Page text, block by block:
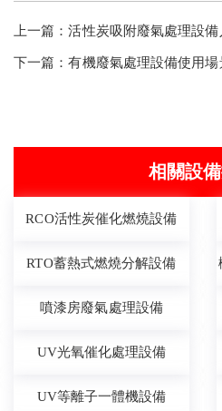
上一篇：活性炭吸附廢氣處理設
下一篇：有機廢氣處理設備使用場
相關設
RCO活性炭催化燃燒設備
RTO蓄熱式燃燒分解設備
噴漆房廢氣處理設備
UV光氧催化處理設備
UV等離子一體機設備